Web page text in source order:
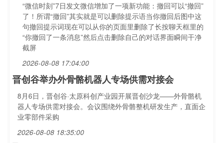
“微信时刻”7日发文微信增加了一项新功能：撤回可以“撤回”
了！所谓“撤回”其实就是可以删除提示语当你撤回后图中这
句撤回提示词现在可以从你的页面里删除了长按聊天框里的
“你撤回了一条消息”然后点击删除自己的对话界面瞬间干净
截屏
2026-08-08 17:04:00
晋创谷举办外骨骼机器人专场供需对接会
8月6日，晋创谷·太原科创产业园开展晋创沙龙——外骨骼机
器人专场供需对接会。会议围绕外骨骼整机研发生产，直面企
业零部件采购
2026-08-08 18:35:00